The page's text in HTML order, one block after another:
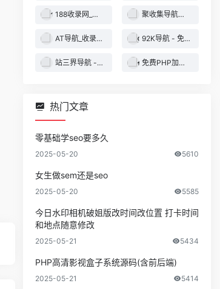
188收录网_网站收录-友情链接交换-网址收录-自动秒收录 聚收集导航网 - 海量分类资源一站式导航
AT导航_收录网_免费收录网站_自动收录网_秒收录 92K导航 - 免费自动秒收录网址导航
站三界导航 - 网站目录,网址提交,分类目录,网站大全,名站导航之家 免费PHP加密系统 - PHP代码加密平台
热门文章
零基础学seo要多久
2025-05-20 5610
女生做sem还是seo
2025-05-20 5585
今日水印相机破姐版改时间改位置 打卡时间
和地点随意修改
2025-05-21 5434
PHP高清影视盒子系统源码(含前后端)
2025-05-21 5414